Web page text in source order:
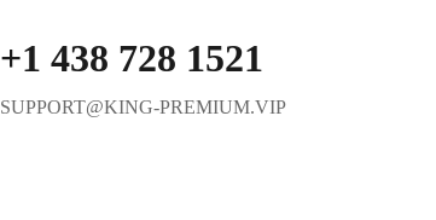
+1 438 728 1521
SUPPORT@KING-PREMIUM.VIP